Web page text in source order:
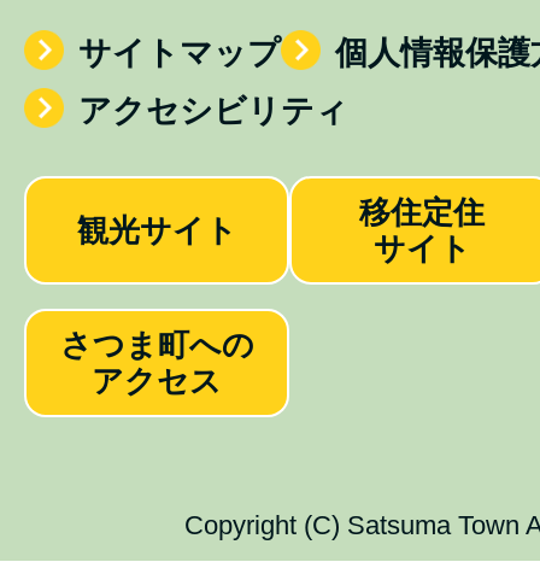
サイトマップ
個人情報保護
アクセシビリティ
観光サイト
移住定住
サイト
さつま町への
アクセス
Copyright (C) Satsuma Town